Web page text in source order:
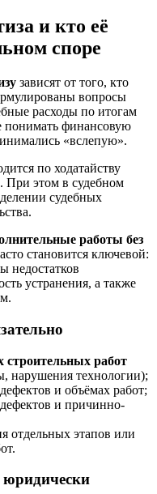
и кто её
споре
зависят от того, кто
вопросы
расходы по итогам
понимать финансовую
«вслепую».
по ходатайству
При этом в судебном
судебных
работы без
становится ключевой:
недостатков
устранения, а также
строительных работ
нарушения технологии);
и объёмах работ;
и причинно-
отдельных этапов или
юридически